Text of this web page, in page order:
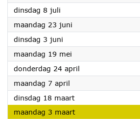
dinsdag 8 juli
maandag 23 juni
dinsdag 3 juni
maandag 19 mei
donderdag 24 april
maandag 7 april
dinsdag 18 maart2025
maandag 3 maart2025